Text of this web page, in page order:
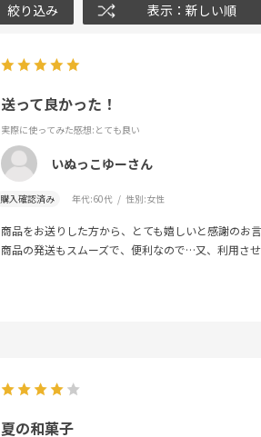
絞り込み 表示：新しい順
送って良かった！
実際に使ってみた感想:とても良い
いぬっこゆーさん
購入確認済み 年代:60代 性別:女性
商品をお送りした方から、とても嬉しいと感謝のお
商品の発送もスムーズで、便利なので…又、利用させ
夏の和菓子